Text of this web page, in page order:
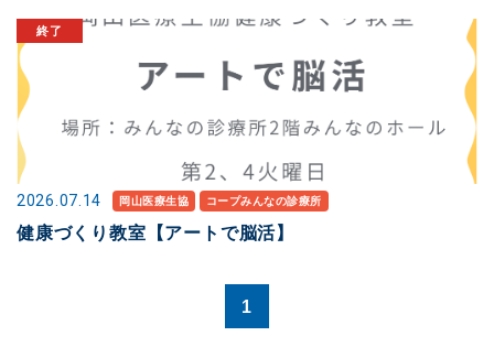
2026.07.14 岡山医療生協 コープみんなの診療所
健康づくり教室【アートで脳活】
1